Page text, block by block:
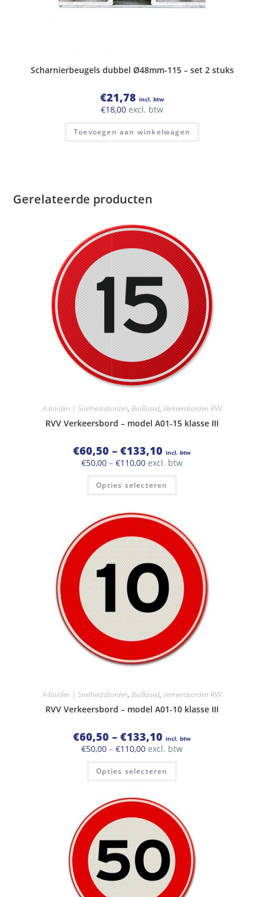
Scharnierbeugels dubbel Ø48mm-115 – set 2 stuks
€21,78 incl. btw
€18,00 excl. btw
Toevoegen aan winkelwagen
Gerelateerde producten
A-borden | Snelheidsborden, BioBased, Verkeersborden RVV
RVV Verkeersbord – model A01-15 klasse III
€60,50 – €133,10 Prijsklasse:
€60,50
tot
€133,10
incl. btw
€50,00 – €110,00Prijsklasse:
tot
€110,00
excl. btw
Opties selecteren
Dit
heeft
optie
kan
gekozen
worden
op
de
productpagina
A-borden | Snelheidsborden, BioBased, Verkeersborden RVV
RVV Verkeersbord – model A01-10 klasse III
€60,50 – €133,10 Prijsklasse:
€60,50
tot
€133,10
incl. btw
€50,00 – €110,00Prijsklasse:
€50,00
tot
€110,00
excl. btw
Opties selecteren
Dit
heeft
optie
kan
gekozen
worden
de
productpagina